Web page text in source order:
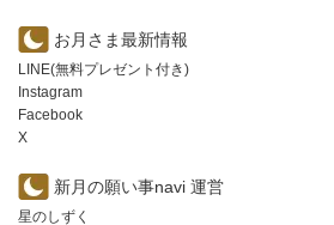
お月さま最新情報
LINE(無料プレゼント付き)
Instagram
Facebook
X
新月の願い事navi 運営
星のしずく